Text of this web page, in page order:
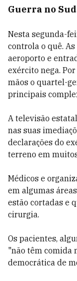
Guerra no
Nesta segunda-
controla o quê.
aeroporto e
exército nega.
mãos o quartel-
principais
A televisão
nas suas
declarações do
terreno em
Médicos e
em algumas
estão cortadas e
cirurgia.
Os pacientes,
"não têm comida
democrática de